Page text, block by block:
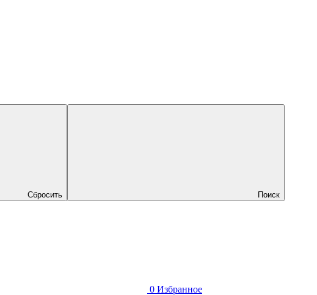
Сбросить Поиск
0 Избранное